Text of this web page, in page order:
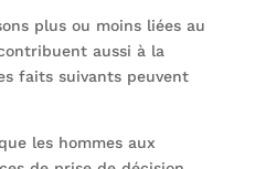
plus ou moins liées au
aussi à la
faits suivants peuvent
les hommes aux